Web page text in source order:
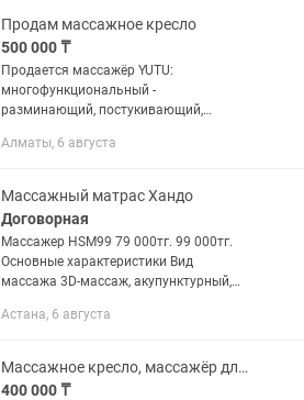
Продам массажное кресло
500 000 ₸
Продается массажёр YUTU:
многофункциональный -
разминающий, постукивающий,
спина, руки, поясница, ноги). Очень
Алматы, 6 августа
Массажный матрас Хандо
Договорная
Массажер HSM99 79 000тг. 99 000тг.
Основные характеристики Вид
массажа 3D-массаж, акупунктурный,
разминающий, разогревающий,
пульсирующий,...
Астана, 6 августа
Массажное кресло, массажёр для ног и коленей почти новые
400 000 ₸